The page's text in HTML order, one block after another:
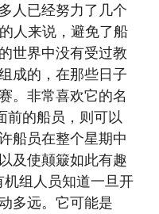
人已经努力了几个
人来说，避免了船
世界中没有受过教
成的，在那些日子
。非常喜欢它的名
前的船员，则可以
船员在整个星期中
及使颠簸如此有趣
组人员知道一旦开
多远。它可能是